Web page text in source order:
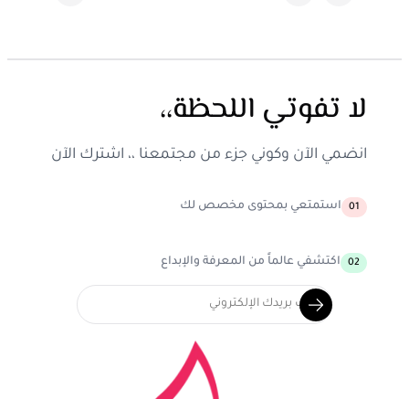
لا تفوتي اللحظة،،
انضمي الآن وكوني جزء من مجتمعنا ،، اشترك الآن
01 استمتعي بمحتوى مخصص لك
02 اكتشفي عالماً من المعرفة والإبداع